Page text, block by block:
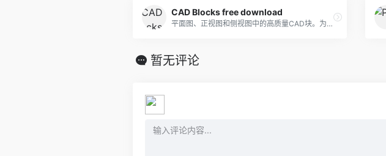
CAD Blocks free download
平面图、正视图和侧视图中的高质量CAD块。为建筑师、设计师、工程师和绘图员提供的最佳DWG文件。
暂无评论